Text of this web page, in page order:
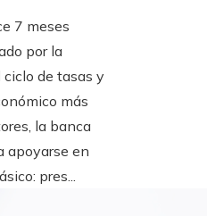
7 meses
por la
de tasas y
más
la banca
apoyarse en
pres...